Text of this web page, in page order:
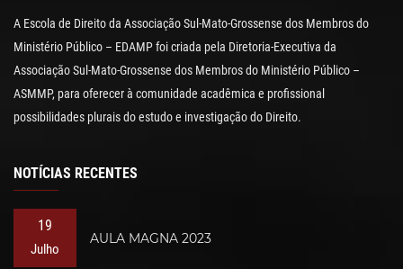
A Escola de Direito da Associação Sul-Mato-Grossense dos Membros do
Ministério Público – EDAMP foi criada pela Diretoria-Executiva da
Associação Sul-Mato-Grossense dos Membros do Ministério Público –
ASMMP, para oferecer à comunidade acadêmica e profissional
possibilidades plurais do estudo e investigação do Direito.
NOTÍCIAS RECENTES
19
Julho
AULA MAGNA 2023